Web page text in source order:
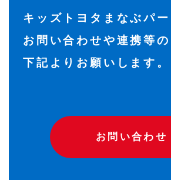
キッズトヨタまなぶパ
お問い合わせや連携等の
下記よりお願いします。
お問い合わせ